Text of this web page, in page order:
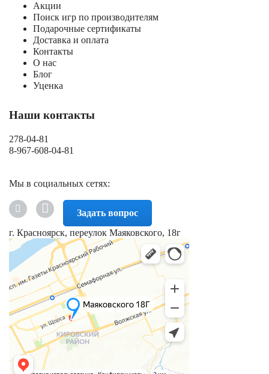
Акции
Поиск игр по производителям
Подарочные сертификаты
Доставка и оплата
Контакты
О нас
Блог
Уценка
Наши контакты
278-04-81
8-967-608-04-81
Мы в социальных сетях:
Задать вопрос
г. Красноярск, переулок Маяковского, 18г